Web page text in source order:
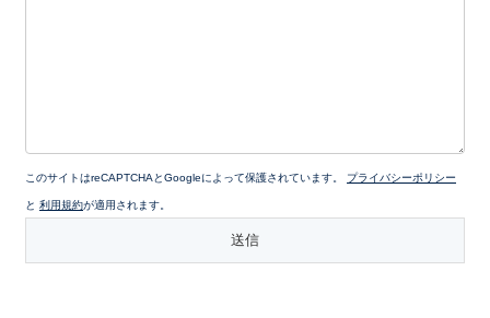
このサイトはreCAPTCHAとGoogleによって保護されています。 プライバシーポリシー
と 利用規約が適用されます。